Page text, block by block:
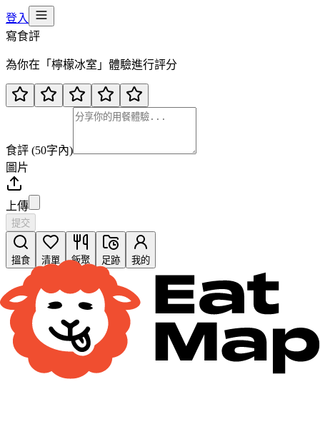
登入
寫食評
為你在「 檸檬冰室 」體驗進行評分
食評 (50字內)
圖片
上傳
提交
搵食 清單 飯聚 足跡 我的